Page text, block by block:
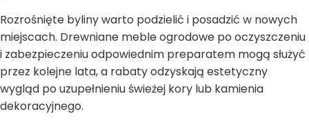
Rozrośnięte byliny warto podzielić i posadzić w nowych
miejscach. Drewniane meble ogrodowe po oczyszczeniu
i zabezpieczeniu odpowiednim preparatem mogą służyć
przez kolejne lata, a rabaty odzyskają estetyczny
wygląd po uzupełnieniu świeżej kory lub kamienia
dekoracyjnego.